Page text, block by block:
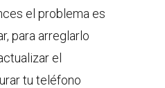
el problema es
para arreglarlo
el
tu teléfono